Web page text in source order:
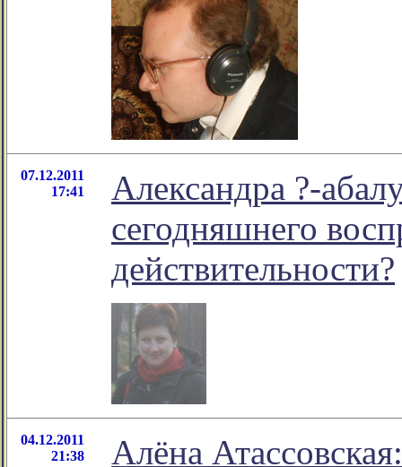
07.12.2011
17:41
Александра ?-
сегодняшнего
действительности?
04.12.2011
21:38
Алёна